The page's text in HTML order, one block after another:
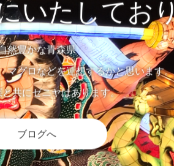
いたしてお
然豊かな青森県
マグロなどを連想するかと思います。
共にゼニヤはあります。
ブログへ